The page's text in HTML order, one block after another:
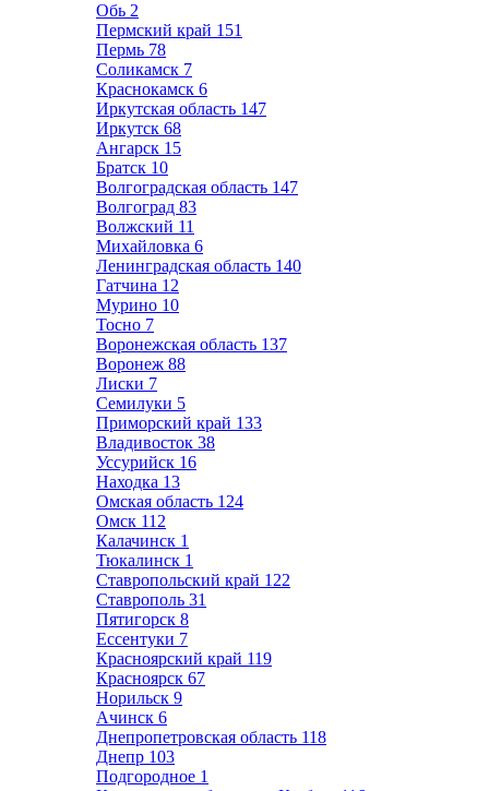
Обь 2
Пермский край 151
Пермь 78
Соликамск 7
Краснокамск 6
Иркутская область 147
Иркутск 68
Ангарск 15
Братск 10
Волгоградская область 147
Волгоград 83
Волжский 11
Михайловка 6
Ленинградская область 140
Гатчина 12
Мурино 10
Тосно 7
Воронежская область 137
Воронеж 88
Лиски 7
Семилуки 5
Приморский край 133
Владивосток 38
Уссурийск 16
Находка 13
Омская область 124
Омск 112
Калачинск 1
Тюкалинск 1
Ставропольский край 122
Ставрополь 31
Пятигорск 8
Ессентуки 7
Красноярский край 119
Красноярск 67
Норильск 9
Ачинск 6
Днепропетровская область 118
Днепр 103
Подгородное 1